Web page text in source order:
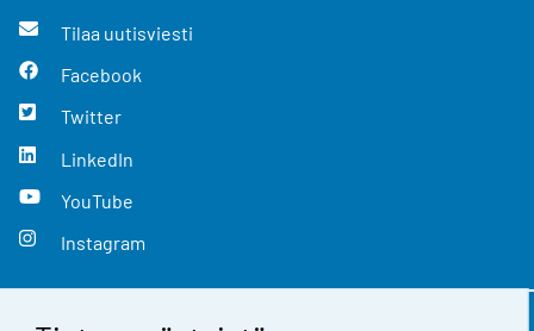
Tilaa uutisviesti
Facebook
Twitter
LinkedIn
YouTube
Instagram